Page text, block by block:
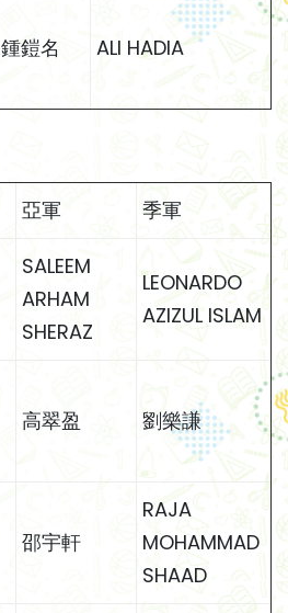
鍾鎧名 ALI HADIA
亞軍 季軍
SALEEM
ARHAM
SHERAZ
LEONARDO
AZIZUL ISLAM
高翠盈 劉樂謙
邵宇軒
RAJA
MOHAMMAD
SHAAD